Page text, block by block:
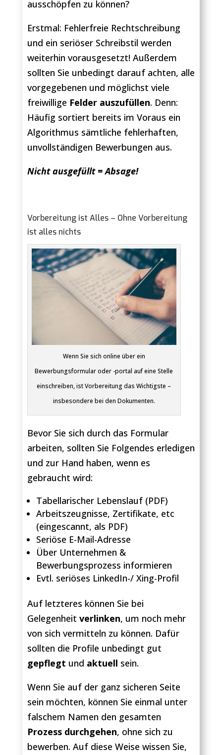
ausschöpfen zu können?
Erstmal: Fehlerfreie Rechtschreibung
und ein seriöser Schreibstil werden
weiterhin vorausgesetzt! Außerdem
sollten Sie unbedingt darauf achten, alle
vorgegebenen und möglichst viele
freiwillige Felder auszufüllen. Denn:
Häufig sortiert bereits im Voraus ein
Algorithmus sämtliche fehlerhaften,
unvollständigen Bewerbungen aus.
Nicht ausgefüllt = Absage!
Vorbereitung ist Alles – Ohne Vorbereitung
ist alles nichts
Wenn Sie sich online über ein
Bewerbungsformular oder -portal auf eine Stelle
einschreiben, ist Vorbereitung das Wichtigste –
insbesondere bei den Dokumenten.
Bevor Sie sich durch das Formular
arbeiten, sollten Sie Folgendes erledigen
und zur Hand haben, wenn es
gebraucht wird:
Tabellarischer Lebenslauf (PDF)
Arbeitszeugnisse, Zertifikate, etc
(eingescannt, als PDF)
Seriöse E-Mail-Adresse
Über Unternehmen &
Bewerbungsprozess informieren
Evtl. seriöses LinkedIn-/ Xing-Profil
Auf letzteres können Sie bei
Gelegenheit verlinken, um noch mehr
von sich vermitteln zu können. Dafür
sollten die Profile unbedingt gut
gepflegt und aktuell sein.
Wenn Sie auf der ganz sicheren Seite
sein möchten, können Sie einmal unter
falschem Namen den gesamten
Prozess durchgehen, ohne sich zu
bewerben. Auf diese Weise wissen Sie,